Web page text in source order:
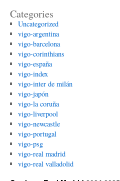
Categories
Uncategorized
vigo-argentina
vigo-barcelona
vigo-corinthians
vigo-españa
vigo-index
vigo-inter de milán
vigo-japón
vigo-la coruña
vigo-liverpool
vigo-newcastle
vigo-portugal
vigo-psg
vigo-real madrid
vigo-real valladolid